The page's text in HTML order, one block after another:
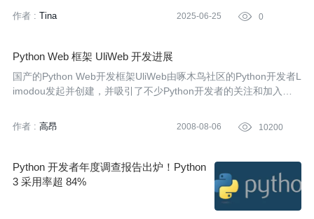
作者 : Tina 2025-06-25  0
Python Web 框架 UliWeb 开发进展
国产的Python Web开发框架UliWeb由啄木鸟社区的Python开发者L
imodou发起并创建，并吸引了不少Python开发者的关注和加入。In
作者 : 高昂 2008-08-06  10200
Python 开发者年度调查报告出炉！Python
3 采用率超 84%